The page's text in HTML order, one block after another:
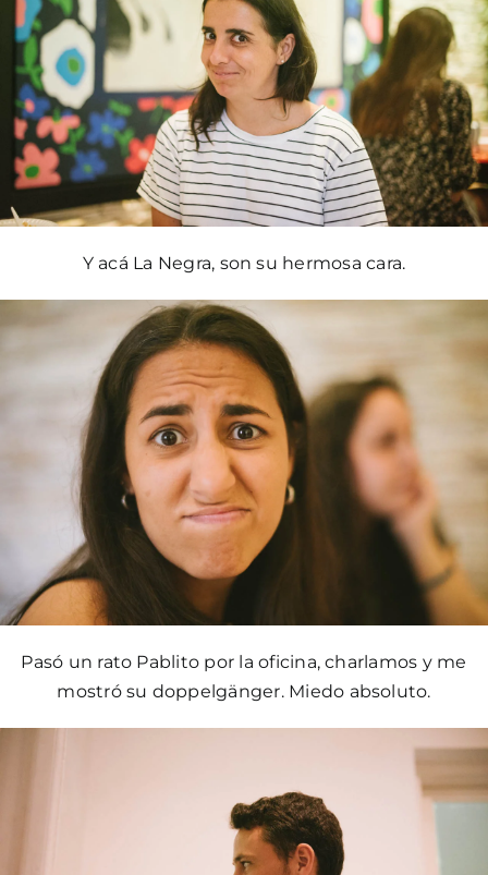
Y acá La Negra, son su hermosa cara.
Pasó un rato Pablito por la oficina, charlamos y me
mostró su doppelgänger. Miedo absoluto.